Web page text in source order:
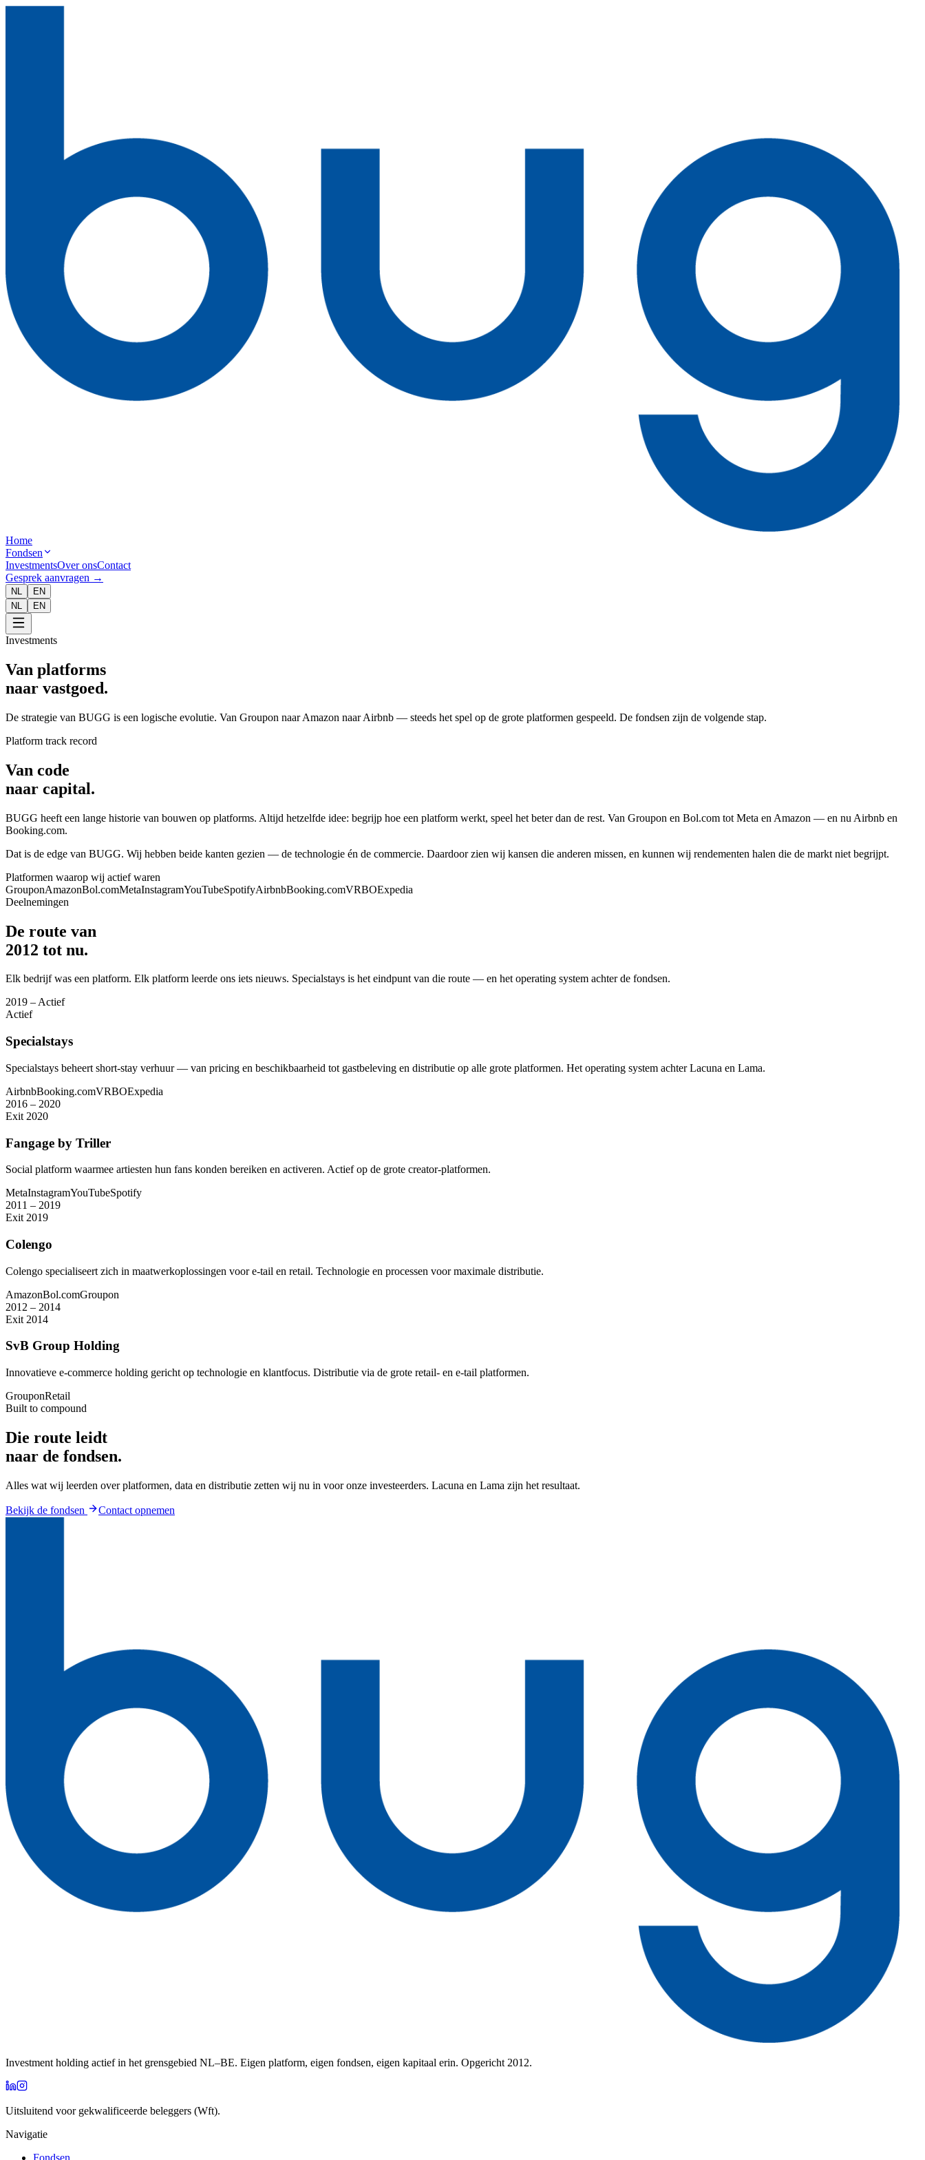
Home
Fondsen
InvestmentsOver onsContact
Gesprek aanvragen →
NL
EN
NL
EN
Investments
Van platforms
naar vastgoed.
De strategie van BUGG is een logische evolutie. Van Groupon naar Amazon naar Airbnb — steeds het spel op de grote platformen gespeeld. De fondsen zijn de volgende stap.
Platform track record
Van code
naar capital.
BUGG heeft een lange historie van bouwen op platforms. Altijd hetzelfde idee: begrijp hoe een platform werkt, speel het beter dan de rest. Van Groupon en Bol.com tot Meta en Amazon — en nu Airbnb en
Booking.com.
Dat is de edge van BUGG. Wij hebben beide kanten gezien — de technologie én de commercie. Daardoor zien wij kansen die anderen missen, en kunnen wij rendementen halen die de markt niet begrijpt.
Platformen waarop wij actief waren
GrouponAmazonBol.comMetaInstagramYouTubeSpotifyAirbnbBooking.comVRBOExpedia
Deelnemingen
De route van
2012 tot nu.
Elk bedrijf was een platform. Elk platform leerde ons iets nieuws. Specialstays is het eindpunt van die route — en het operating system achter de fondsen.
2019 – Actief
Actief
Specialstays
Specialstays beheert short-stay verhuur — van pricing en beschikbaarheid tot gastbeleving en distributie op alle grote platformen. Het operating system achter Lacuna en Lama.
AirbnbBooking.comVRBOExpedia
2016 – 2020
Exit 2020
Fangage by Triller
Social platform waarmee artiesten hun fans konden bereiken en activeren. Actief op de grote creator-platformen.
MetaInstagramYouTubeSpotify
2011 – 2019
Exit 2019
Colengo
Colengo specialiseert zich in maatwerkoplossingen voor e-tail en retail. Technologie en processen voor maximale distributie.
AmazonBol.comGroupon
2012 – 2014
Exit 2014
SvB Group Holding
Innovatieve e-commerce holding gericht op technologie en klantfocus. Distributie via de grote retail- en e-tail platformen.
GrouponRetail
Built to compound
Die route leidt
naar de fondsen.
Alles wat wij leerden over platformen, data en distributie zetten wij nu in voor onze investeerders. Lacuna en Lama zijn het resultaat.
Bekijk de fondsen Contact opnemen
Investment holding actief in het grensgebied NL–BE. Eigen platform, eigen fondsen, eigen kapitaal erin. Opgericht 2012.
Uitsluitend voor gekwalificeerde beleggers (Wft).
Navigatie
Fondsen